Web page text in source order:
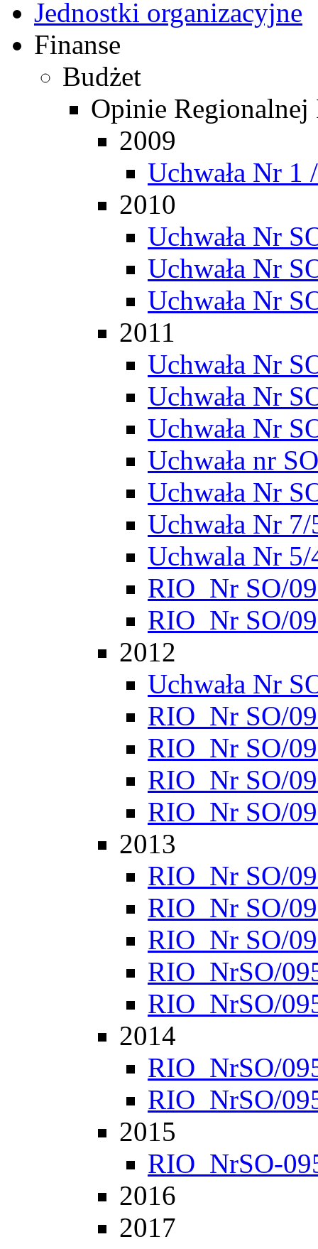
Jednostki organizacyjne
Finanse
Budżet
Opinie
2009
Uchwała Nr
2010
Uchwała Nr
Uchwała Nr
Uchwała Nr
2011
Uchwała Nr
Uchwała Nr
Uchwała Nr
Uchwała nr
Uchwała Nr
Uchwała Nr
Uchwala Nr 5/
RIO_Nr SO/
RIO_Nr SO/
2012
Uchwała Nr
RIO_Nr SO/
RIO_Nr SO/
RIO_Nr SO/
RIO_Nr SO/
2013
RIO_Nr SO/
RIO_Nr SO/
RIO_Nr SO/
RIO_NrSO/
RIO_NrSO/
2014
RIO_NrSO/
RIO_NrSO/
2015
RIO_NrSO-
2016
2017